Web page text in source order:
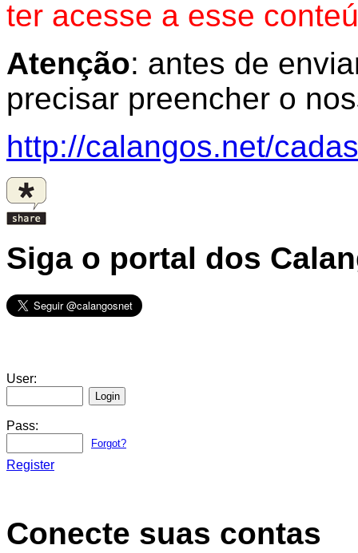
ter acesse a esse
Atenção: antes de
precisar preencher o
http://calangos.net/
Siga o portal dos
User:
Pass:
Forgot?
Register
Conecte suas contas